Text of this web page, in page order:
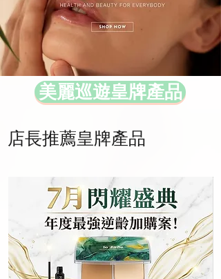
美麗巡遊皇牌產品
店長推薦皇牌產品